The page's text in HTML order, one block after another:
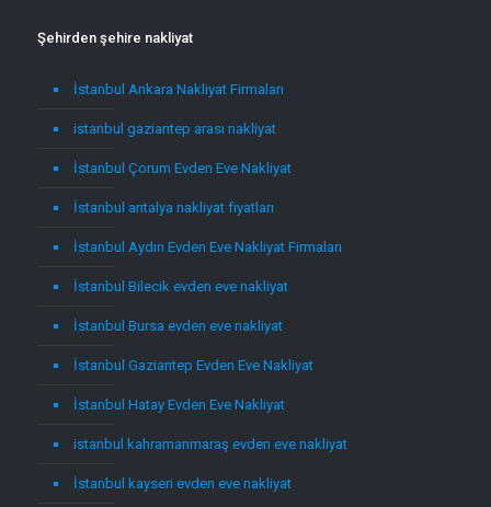
Şehirden şehire nakliyat
İstanbul Ankara Nakliyat Firmaları
istanbul gaziantep arası nakliyat
İstanbul Çorum Evden Eve Nakliyat
İstanbul antalya nakliyat fiyatları
İstanbul Aydın Evden Eve Nakliyat Firmaları
İstanbul Bilecik evden eve nakliyat
İstanbul Bursa evden eve nakliyat
İstanbul Gaziantep Evden Eve Nakliyat
İstanbul Hatay Evden Eve Nakliyat
istanbul kahramanmaraş evden eve nakliyat
İstanbul kayseri evden eve nakliyat